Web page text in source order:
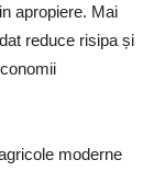
apropiere. Mai
reduce risipa și
moderne